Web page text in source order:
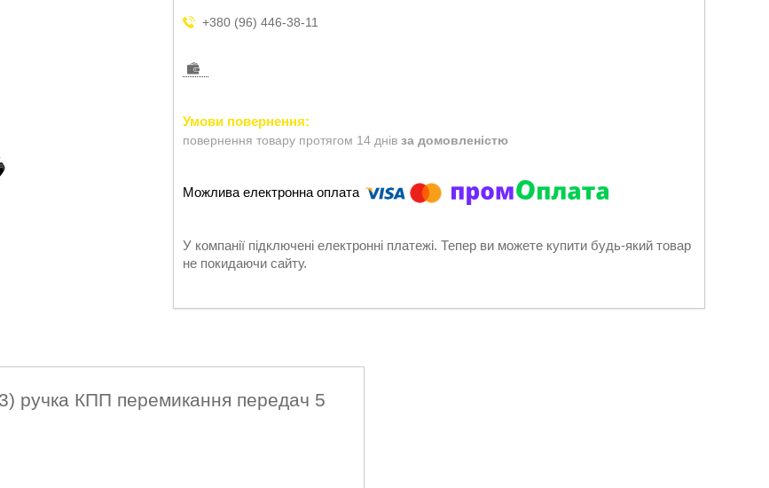
+380 (96) 446-38-11
повернення товару протягом 14 днів за домовленістю
У компанії підключені електронні платежі. Тепер ви можете купити будь-який товар
не покидаючи сайту.
ручка КПП перемикання передач 5